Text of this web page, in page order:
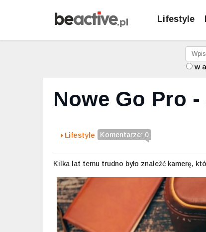
Lifestyle
w
Nowe Go Pro
Lifestyle Komentarze: 0
Kilka lat temu trudno było znaleźć kamerę,